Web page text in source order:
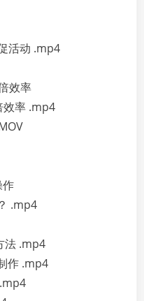
活动 .mp4
效率
效率 .mp4
作
.mp4
法 .mp4
作 .mp4